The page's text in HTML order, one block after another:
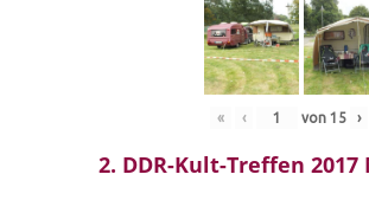
« ‹ von 15 ›
2. DDR-Kult-Treffen 2017